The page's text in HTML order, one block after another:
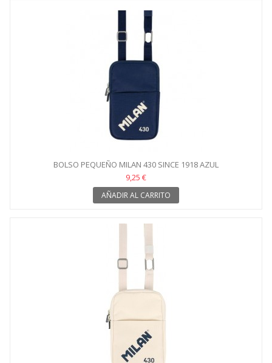
BOLSO PEQUEÑO MILAN 430 SINCE 1918 AZUL
9,25 €
AÑADIR AL CARRITO